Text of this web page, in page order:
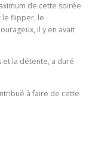
de cette soirée
le flipper, le
il y en avait
et la détente, a duré
à faire de cette